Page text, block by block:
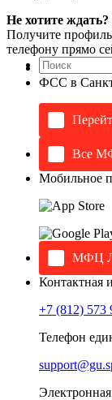
Не хотите
Получите
телефону прямо
ФСС в
Все
Мобильное
МФЦ
Контактная
+7 (812) 573
Телефон